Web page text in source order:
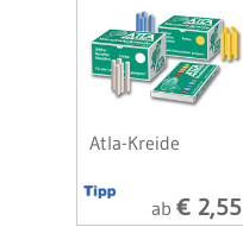
Atla-Kreide
ab € 2,55